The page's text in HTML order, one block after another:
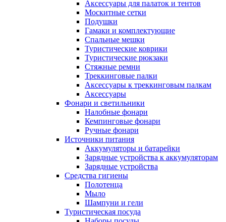
Аксессуары для палаток и тентов
Москитные сетки
Подушки
Гамаки и комплектующие
Спальные мешки
Туристические коврики
Туристические рюкзаки
Стяжные ремни
Треккинговые палки
Аксессуары к треккинговым палкам
Аксессуары
Фонари и светильники
Налобные фонари
Кемпинговые фонари
Ручные фонари
Источники питания
Аккумуляторы и батарейки
Зарядные устройства к аккумуляторам
Зарядные устройства
Средства гигиены
Полотенца
Мыло
Шампуни и гели
Туристическая посуда